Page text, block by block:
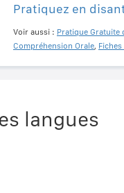
Pratiquez en
Voir aussi : Pratique Gratuite
Compréhension Orale,
langues